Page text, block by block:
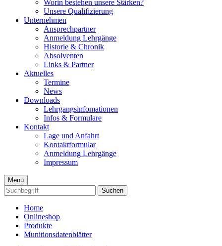
Worin bestehen unsere Stärken?
Unsere Qualifizierung
Unternehmen
Ansprechpartner
Anmeldung Lehrgänge
Historie & Chronik
Absolventen
Links & Partner
Aktuelles
Termine
News
Downloads
Lehrgangsinfomationen
Infos & Formulare
Kontakt
Lage und Anfahrt
Kontaktformular
Anmeldung Lehrgänge
Impressum
Menü
Suchen
Home
Onlineshop
Produkte
Munitionsdatenblätter